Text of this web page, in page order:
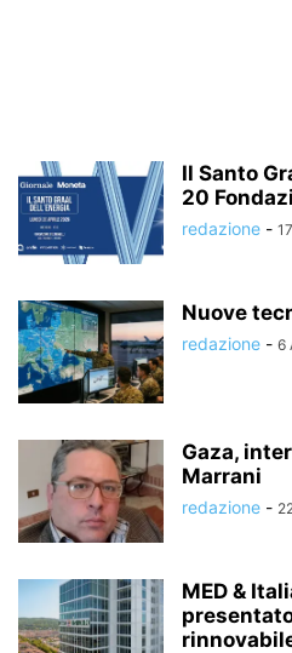
Il Santo
20
redazione -
Nuove
redazione - 6
Gaza,
Marrani
redazione -
MED &